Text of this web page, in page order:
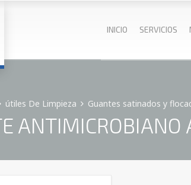
INICIO SERVICIOS
útiles De Limpieza Guantes satinados y